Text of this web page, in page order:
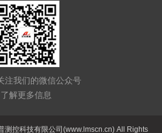
注我们的微信公众号
了解更多信息
测控科技有限公司(www.lmscn.cn) All Rights